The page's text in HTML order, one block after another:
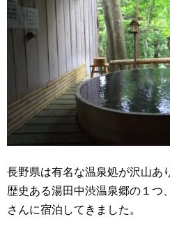
長野県は有名な温泉処が沢山あ
歴史ある湯田中渋温泉郷の１
さんに宿泊してきました。